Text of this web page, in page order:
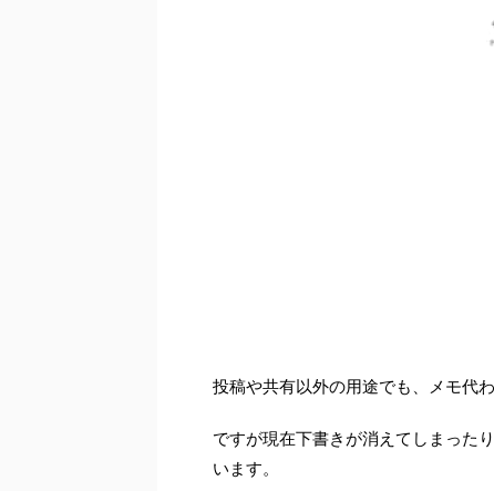
投稿や共有以外の用途でも、メモ代
ですが現在下書きが消えてしまった
います。